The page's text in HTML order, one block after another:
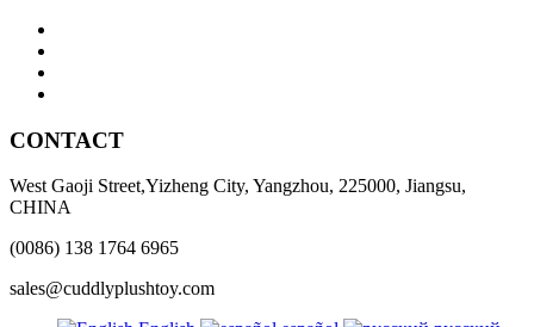
CONTACT
West Gaoji Street,Yizheng City, Yangzhou, 225000, Jiangsu,
CHINA
(0086) 138 1764 6965
sales@cuddlyplushtoy.com